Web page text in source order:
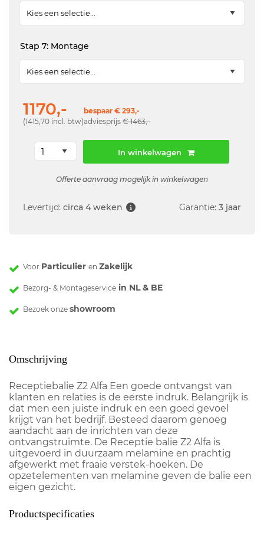
Stap 7: Montage
1170,-
(1415,70 incl. btw)
bespaar € 293,-
adviesprijs € 1463,-
In winkelwagen
Offerte aanvraag mogelijk in winkelwagen
Levertijd: circa 4 weken Garantie: 3 jaar
Voor Particulier en Zakelijk
Bezorg- & Montageservice in NL & BE
Bezoek onze showroom
Omschrijving
Receptiebalie Z2 Alfa Een goede ontvangst van
klanten en relaties is de eerste indruk. Belangrijk is
dat men een juiste indruk en een goed gevoel
krijgt van het bedrijf. Besteed daarom genoeg
aandacht aan de inrichten van deze
ontvangstruimte. De Receptie balie Z2 Alfa is
uitgevoerd in duurzaam melamine en prachtig
afgewerkt met fraaie verstek-hoeken. De
opzetelementen van melamine geven de balie een
eigen gezicht.
Productspecificaties